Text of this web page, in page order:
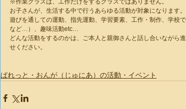
※作業クラスは、工作だけをするクラスではありません。
お子さんが、生活する中で行うあらゆる活動が対象になります。
遊びを通しての運動、指先運動、学習要素、工作・制作、学校
など…）、趣味活動etc…
どんな活動をするのかは、ご本人と親御さんと話し合いながら
せください。
ぱれっと・おんが（じゅにあ）の活動・イベント